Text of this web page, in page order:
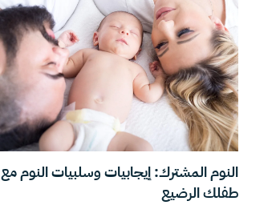
النوم المشترك: إيجابيات وسلبيات النوم مع
طفلك الرضيع